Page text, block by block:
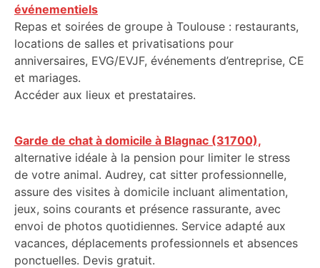
événementiels
Repas et soirées de groupe à Toulouse : restaurants,
locations de salles et privatisations pour
anniversaires, EVG/EVJF, événements d’entreprise, CE
et mariages.
Accéder aux lieux et prestataires.
Garde de chat à domicile à Blagnac (31700),
alternative idéale à la pension pour limiter le stress
de votre animal. Audrey, cat sitter professionnelle,
assure des visites à domicile incluant alimentation,
jeux, soins courants et présence rassurante, avec
envoi de photos quotidiennes. Service adapté aux
vacances, déplacements professionnels et absences
ponctuelles. Devis gratuit.